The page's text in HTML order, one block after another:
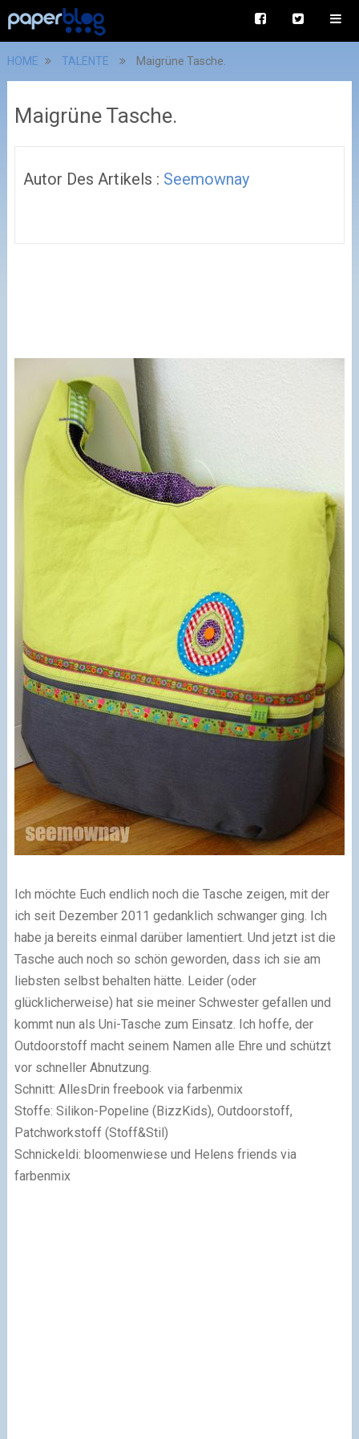
HOME TALENTE Maigrüne Tasche.
Maigrüne Tasche.
Autor Des Artikels : Seemownay
Ich möchte Euch endlich noch die Tasche zeigen, mit der
ich seit Dezember 2011 gedanklich schwanger ging. Ich
habe ja bereits einmal darüber lamentiert. Und jetzt ist die
Tasche auch noch so schön geworden, dass ich sie am
liebsten selbst behalten hätte. Leider (oder
glücklicherweise) hat sie meiner Schwester gefallen und
kommt nun als Uni-Tasche zum Einsatz. Ich hoffe, der
Outdoorstoff macht seinem Namen alle Ehre und schützt
vor schneller Abnutzung.
Schnitt: AllesDrin freebook via farbenmix
Stoffe: Silikon-Popeline (BizzKids), Outdoorstoff,
Patchworkstoff (Stoff&Stil)
Schnickeldi: bloomenwiese und Helens friends via
farbenmix